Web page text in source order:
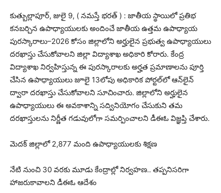
కుత్బుల్లాపూర్, జులై 9, ( నమస్తే భరత్ ) : జాతీయ స్థాయిలో ప్రతిభ
కనబర్చిన ఉపాధ్యాయులకు అందించే జాతీయ ఉత్తమ ఉపాధ్యాయ
పురస్కారాలు–2026 కోసం జిల్లాలోని అర్హులైన ప్రభుత్వ ఉపాధ్యాయులు
దరఖాస్తు చేసుకోవాలని జిల్లా విద్యాశాఖ అధికారి కోరారు. కేంద్ర
విద్యాశాఖ నిర్వహిస్తున్న ఈ పురస్కారాలకు అర్హత ప్రమాణాలను పూర్తి
చేసిన ఉపాధ్యాయులు జూలై 13లోపు అధికారిక పోర్టల్‌లో ఆన్‌లైన్
ద్వారా దరఖాస్తు చేసుకోవాలని సూచించారు. జిల్లాలోని అర్హులైన
ఉపాధ్యాయులు ఈ అవకాశాన్ని సద్వినియోగం చేసుకుని తమ
దరఖాస్తులను నిర్ణీత గడువులోగా సమర్పించాలని డీఈఓ విజ్ఞప్తి చేశారు.
మెదక్ జిల్లాలో 2,877 మంది ఉపాధ్యాయులకు శిక్షణ
నేటి నుంచి 30 వరకు మూడు కేంద్రాల్లో నిర్వహణ.. తప్పనిసరిగా
హాజరుకావాలని డీఈఓ ఆదేశం